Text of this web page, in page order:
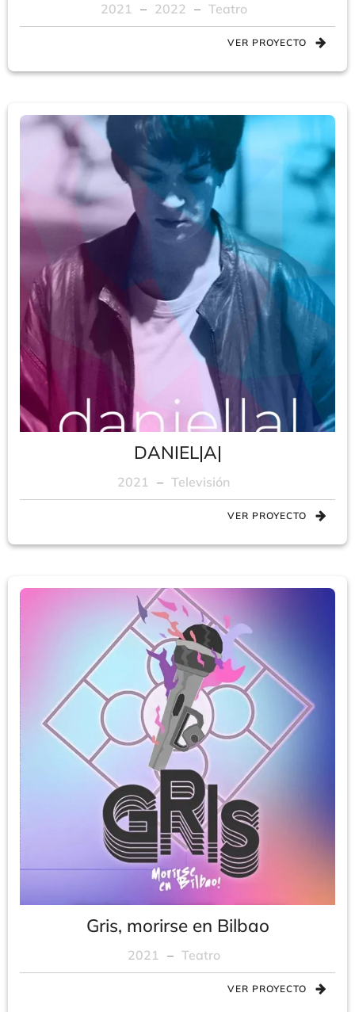
2021 – 2022 – Teatro
VER PROYECTO
DANIEL|A|
2021 – Televisión
VER PROYECTO
Gris, morirse en Bilbao
2021 – Teatro
VER PROYECTO